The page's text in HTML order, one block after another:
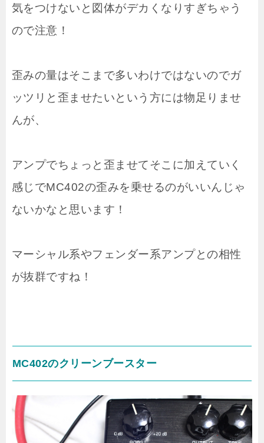
気をつけないと図体がデカくなりすぎちゃう
ので注意！
歪みの量はそこまで多いわけではないのでガ
ッツリと歪ませたいという方には物足りませ
んが、
アンプでちょっと歪ませてそこに加えていく
感じでMC402の歪みを乗せるのがいいんじゃ
ないかなと思います！
マーシャル系やフェンダー系アンプとの相性
が抜群ですね！
MC402のクリーンブースター